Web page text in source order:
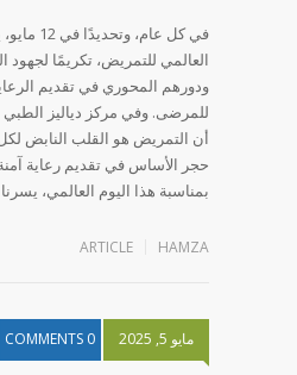
في كل
العالمي للتمريض، تكريمًا لجهود
ودورهم المحوري في تقديم
للمرضى. وفي مركز دياليز
أن التمريض هو القلب النابض
حجر الأساس في تقديم رعاية
بمناسبة هذا اليوم العالمي،
HAMZA
ARTICLE
مايو 5, 2025 0 COMMENTS